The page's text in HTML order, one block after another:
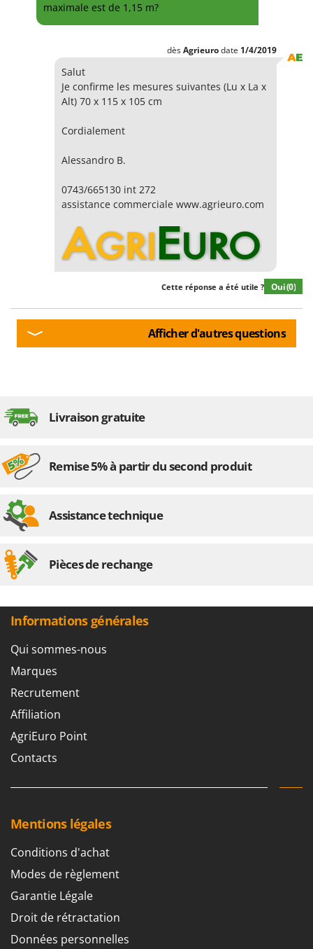
maximale est de 1,15 m?
dèsAgrieurodate 1/4/2019
Salut
Je confirme les mesures suivantes (Lu x La x
Alt) 70 x 115 x 105 cm
Cordialement
Alessandro B.
0743/665130 int 272
assistance commerciale www.agrieuro.com
Cette réponse a été utile ? Oui(0)
Afficher d'autres questions
Livraison gratuite
Remise 5% à partir du second produit
Assistance technique
Pièces de rechange
Informations générales
Qui sommes-nous
Marques
Recrutement
Affiliation
AgriEuro Point
Contacts
Mentions légales
Conditions d'achat
Modes de règlement
Garantie Légale
Droit de rétractation
Données personnelles